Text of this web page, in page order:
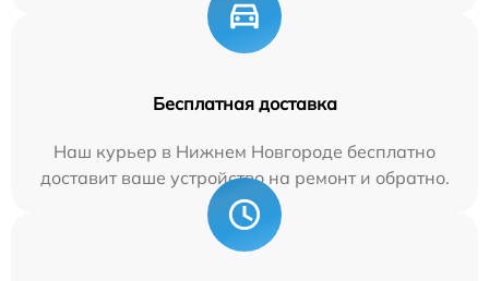
Бесплатная доставка
Наш курьер в Нижнем Новгороде бесплатно
доставит ваше устройство на ремонт и обратно.